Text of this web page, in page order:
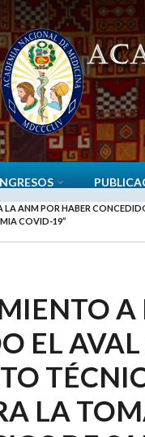
ANM POR HABER
COVID-19”
EL
LA